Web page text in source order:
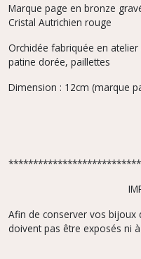
Marque page en bronze
Cristal Autrichien rouge
Orchidée fabriquée en
patine dorée, paillettes
Dimension : 12cm (marque
Afin de conserver vos bijoux
doivent pas être exposés ni